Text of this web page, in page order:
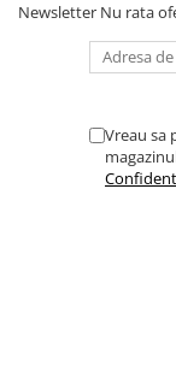
Newsletter Nu rata
Vreau sa